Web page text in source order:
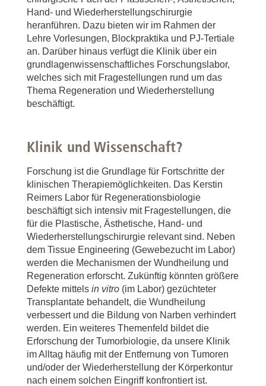
Hand- und Wiederherstellungschirurgie
heranführen. Dazu bieten wir im Rahmen der
Lehre Vorlesungen, Blockpraktika und PJ-Tertiale
an. Darüber hinaus verfügt die Klinik über ein
grundlagenwissenschaftliches Forschungslabor,
welches sich mit Fragestellungen rund um das
Thema Regeneration und Wiederherstellung
beschäftigt.
Klinik und Wissenschaft?
Forschung ist die Grundlage für Fortschritte der
klinischen Therapiemöglichkeiten. Das Kerstin
Reimers Labor für Regenerationsbiologie
beschäftigt sich intensiv mit Fragestellungen, die
für die Plastische, Ästhetische, Hand- und
Wiederherstellungschirurgie relevant sind. Neben
dem Tissue Engineering (Gewebezucht im Labor)
werden die Mechanismen der Wundheilung und
Regeneration erforscht. Zukünftig könnten größere
Defekte mittels in vitro (im Labor) gezüchteter
Transplantate behandelt, die Wundheilung
verbessert und die Bildung von Narben verhindert
werden. Ein weiteres Themenfeld bildet die
Erforschung der Tumorbiologie, da unsere Klinik
im Alltag häufig mit der Entfernung von Tumoren
und/oder der Wiederherstellung der Körperkontur
nach einem solchen Eingriff konfrontiert ist.